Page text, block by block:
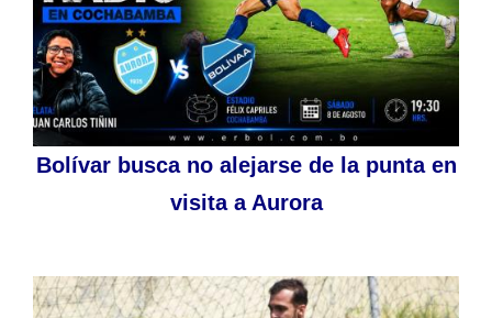
Bolívar busca no alejarse de la punta en
visita a Aurora